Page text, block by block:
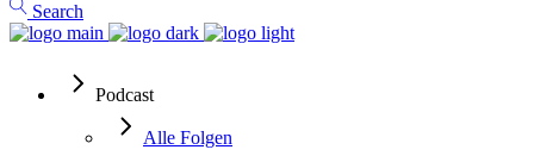
Search
Podcast
Alle Folgen